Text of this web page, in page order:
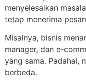
menyelesaikan
tetap menerima
Misalnya, bisnis
manager, dan e-
yang sama. Padahal,
berbeda.